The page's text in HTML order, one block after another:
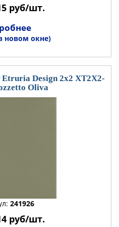
руб/шт.
новом окне)
Design 2x2 XT2X2-
Oliva
241926
руб/шт.